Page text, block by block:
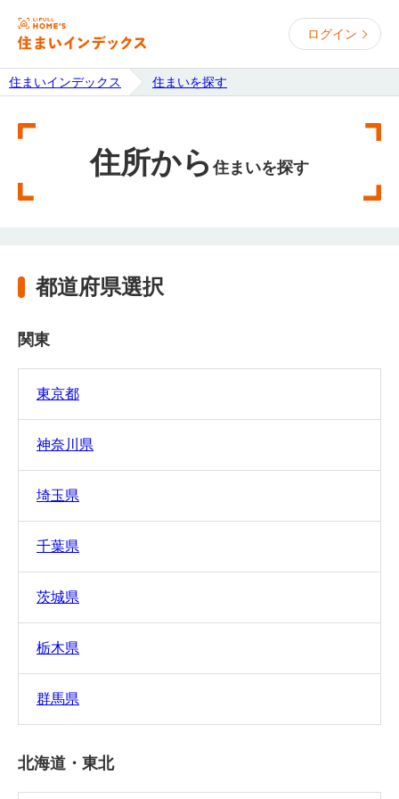
ログイン
住まいインデックス 住まいを探す
住所から住まいを探す
都道府県選択
関東
東京都
神奈川県
埼玉県
千葉県
茨城県
栃木県
群馬県
北海道・東北